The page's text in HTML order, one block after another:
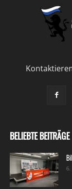
BELIEBTE BEITRÄGE
6.